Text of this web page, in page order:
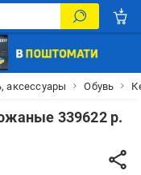
аксессуары Обувь
339622 р.